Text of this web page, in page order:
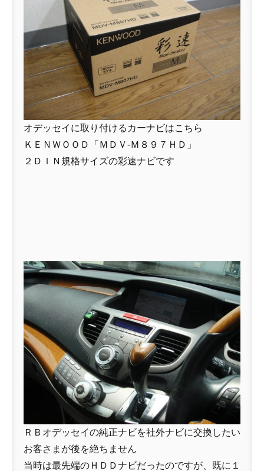
オデッセイに取り付けるカーナビはこちら
ＫＥＮＷＯＯＤ「ＭＤＶ-Ｍ８９７ＨＤ」
２ＤＩＮ規格サイズの彩速ナビです
ＲＢオデッセイの純正ナビを社外ナビに交換したい
お客さまが後を絶ちません
当時は最先端のＨＤＤナビだったのですが、既に１